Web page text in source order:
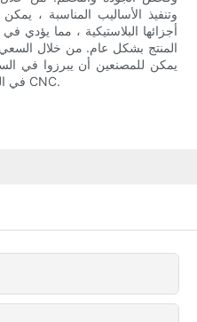
وتنفيذ الأساليب المناسبة ،
أجزائها البلاستيكية ، مما يؤدي
المنتج بشكل عام. من خلال
يمكن للمصنعين أن يبرزوا في
في الصناعة في تصنيع الأجزاء البلاستيكية CNC.